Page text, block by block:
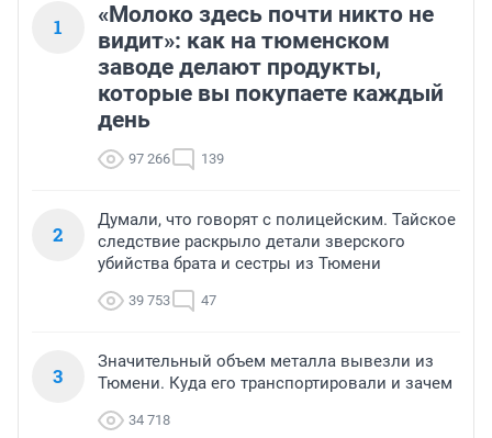
1
«Молоко здесь почти никто не
видит»: как на тюменском
заводе делают продукты,
которые вы покупаете каждый
день
97 266 139
2
Думали, что говорят с полицейским. Тайское
следствие раскрыло детали зверского
убийства брата и сестры из Тюмени
39 753 47
3
Значительный объем металла вывезли из
Тюмени. Куда его транспортировали и зачем
34 718